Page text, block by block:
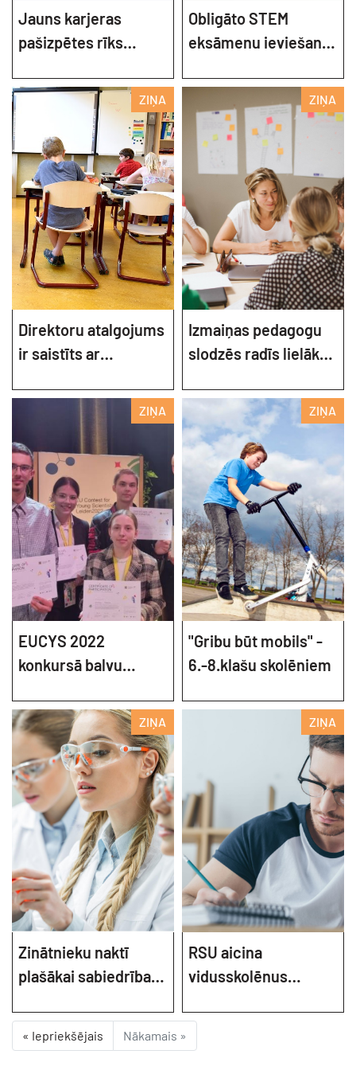
Jauns karjeras
pašizpētes rīks
Obligāto STEM
eksāmenu ieviešanai
darba apstākļi
ZIŅA
Direktoru atalgojums
ir saistīts ar
lēmumiem
ZIŅA
Izmaiņas pedagogu
slodzēs radīs lielāku
ZIŅA
EUCYS 2022
konkursā balvu
Latvijas
ZIŅA
"Gribu būt mobils" -
6.-8.klašu skolēniem
ZIŅA
Zinātnieku naktī
plašākai sabiedrībai
augstskolas un
zinātniskie institūti
ZIŅA
RSU aicina
vidusskolēnus
centralizētajiem
eksāmeniem
« Iepriekšējais Nākamais »